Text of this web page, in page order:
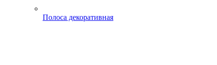
Полоса декоративная